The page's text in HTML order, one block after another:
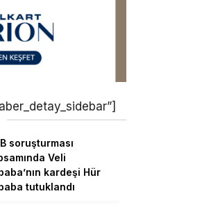
soruşturması
Veli
kardeşi Hür
tutuklandı